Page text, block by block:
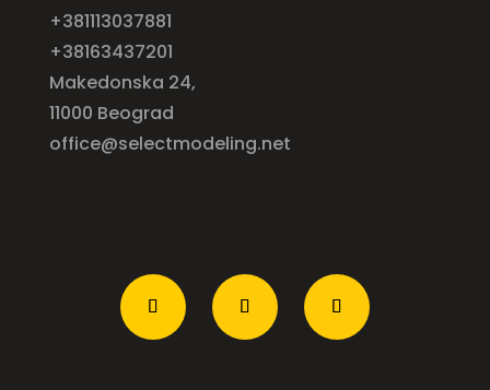
+381113037881
+38163437201
Makedonska 24,
11000 Beograd
office@selectmodeling.net